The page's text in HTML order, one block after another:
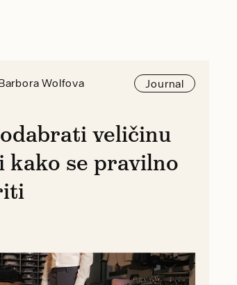
Wolfova Journal
veličinu
kako se pravilno